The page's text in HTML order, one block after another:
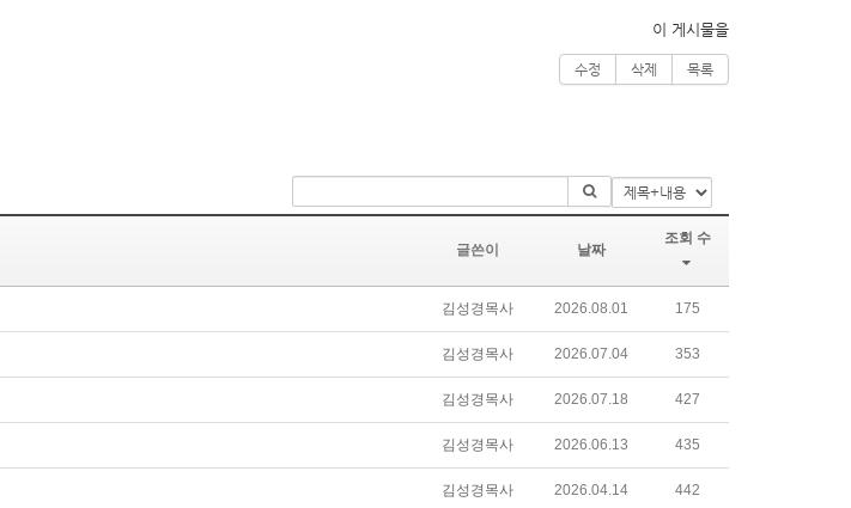
이 게시물을
수정 삭제 목록
글쓴이 날짜
조회 수
김성경목사 2026.08.01 175
김성경목사 2026.07.04 353
김성경목사 2026.07.18 427
김성경목사 2026.06.13 435
김성경목사 2026.04.14 442